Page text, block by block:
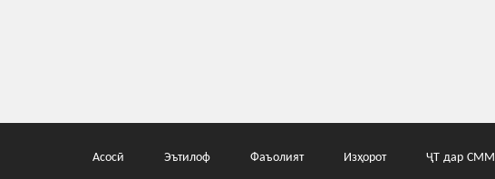
Асосӣ Эътилоф Фаъолият Изҳорот ҶТ дар СММ